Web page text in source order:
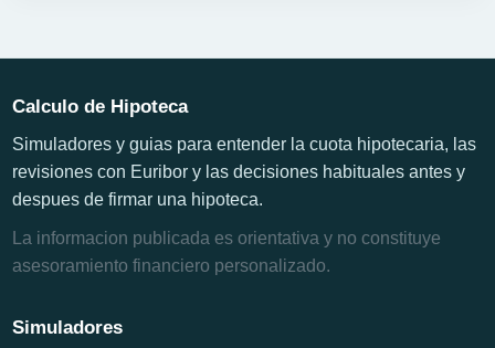
Calculo de Hipoteca
Simuladores y guias para entender la cuota hipotecaria, las
revisiones con Euribor y las decisiones habituales antes y
despues de firmar una hipoteca.
La informacion publicada es orientativa y no constituye
asesoramiento financiero personalizado.
Simuladores